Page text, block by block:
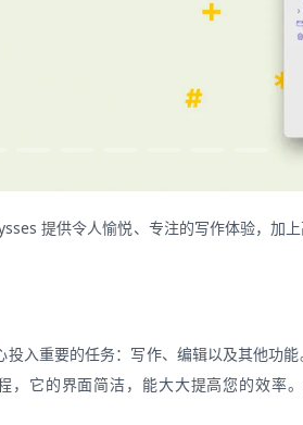
提供令人愉悦、专注的写作体验，加
入重要的任务：写作、编辑以及其他功
它的界面简洁，能大大提高您的效率